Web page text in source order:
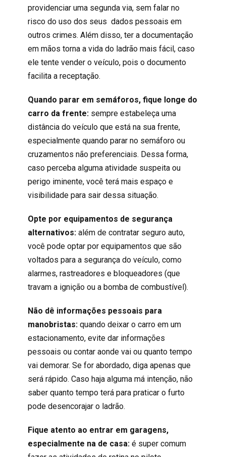
providenciar uma segunda via, sem falar no
risco do uso dos seus dados pessoais em
outros crimes. Além disso, ter a documentação
em mãos torna a vida do ladrão mais fácil, caso
ele tente vender o veículo, pois o documento
facilita a receptação.
Quando parar em semáforos, fique longe do
carro da frente: sempre estabeleça uma
distância do veículo que está na sua frente,
especialmente quando parar no semáforo ou
cruzamentos não preferenciais. Dessa forma,
caso perceba alguma atividade suspeita ou
perigo iminente, você terá mais espaço e
visibilidade para sair dessa situação.
Opte por equipamentos de segurança
alternativos: além de contratar seguro auto,
você pode optar por equipamentos que são
voltados para a segurança do veículo, como
alarmes, rastreadores e bloqueadores (que
travam a ignição ou a bomba de combustível).
Não dê informações pessoais para
manobristas: quando deixar o carro em um
estacionamento, evite dar informações
pessoais ou contar aonde vai ou quanto tempo
vai demorar. Se for abordado, diga apenas que
será rápido. Caso haja alguma má intenção, não
saber quanto tempo terá para praticar o furto
pode desencorajar o ladrão.
Fique atento ao entrar em garagens,
especialmente na de casa: é super comum